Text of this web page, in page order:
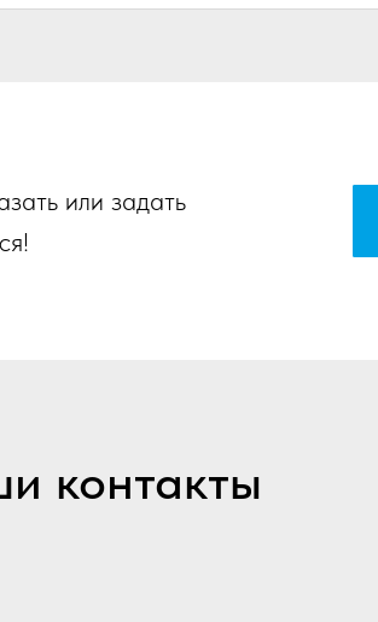
или задать
контакты